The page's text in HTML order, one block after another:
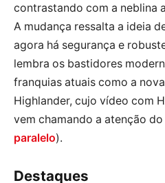
contrastando com a neblina
A mudança ressalta a ideia
agora há segurança e
lembra os bastidores
franquias atuais como a
Highlander, cujo vídeo com
vem chamando a atenção
paralelo).
Destaques